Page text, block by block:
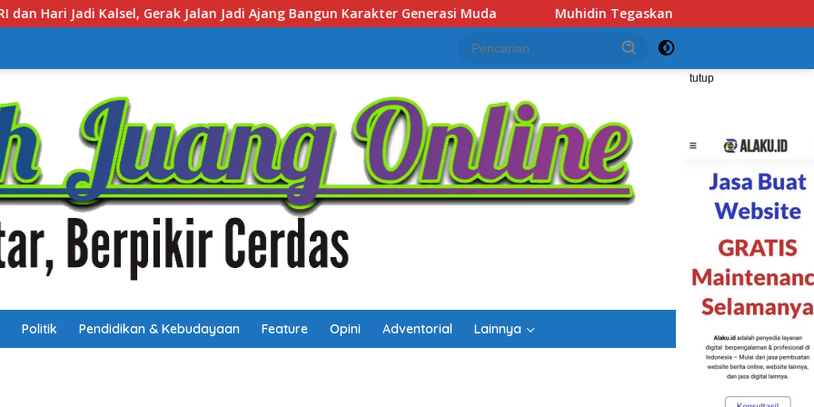
Ajang Bangun Karakter Generasi Muda Muhidin Tegaskan Penempatan Pejabat Kalsel Berbasis Kompetensi, “Tak
tutup
Politik Pendidikan & Kebudayaan Feature Opini Adventorial Lainnya